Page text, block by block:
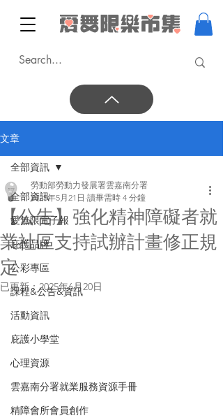
文章
全部資訊
愛無限電子報
庇護品牌
公彩專區
課程&公告&資訊
活動資訊
庇護小學堂
心理資源
雲嘉南分署就業服務資源手冊
精障會所會員創作
全部資訊
【公告】強化精神障礙者就
業社區支持試辦計畫修正規
定
勞動部勞動力發展署雲嘉南分署
2025年5月21日 讀畢需時 4 分鐘
已更新： 2025年6月20日